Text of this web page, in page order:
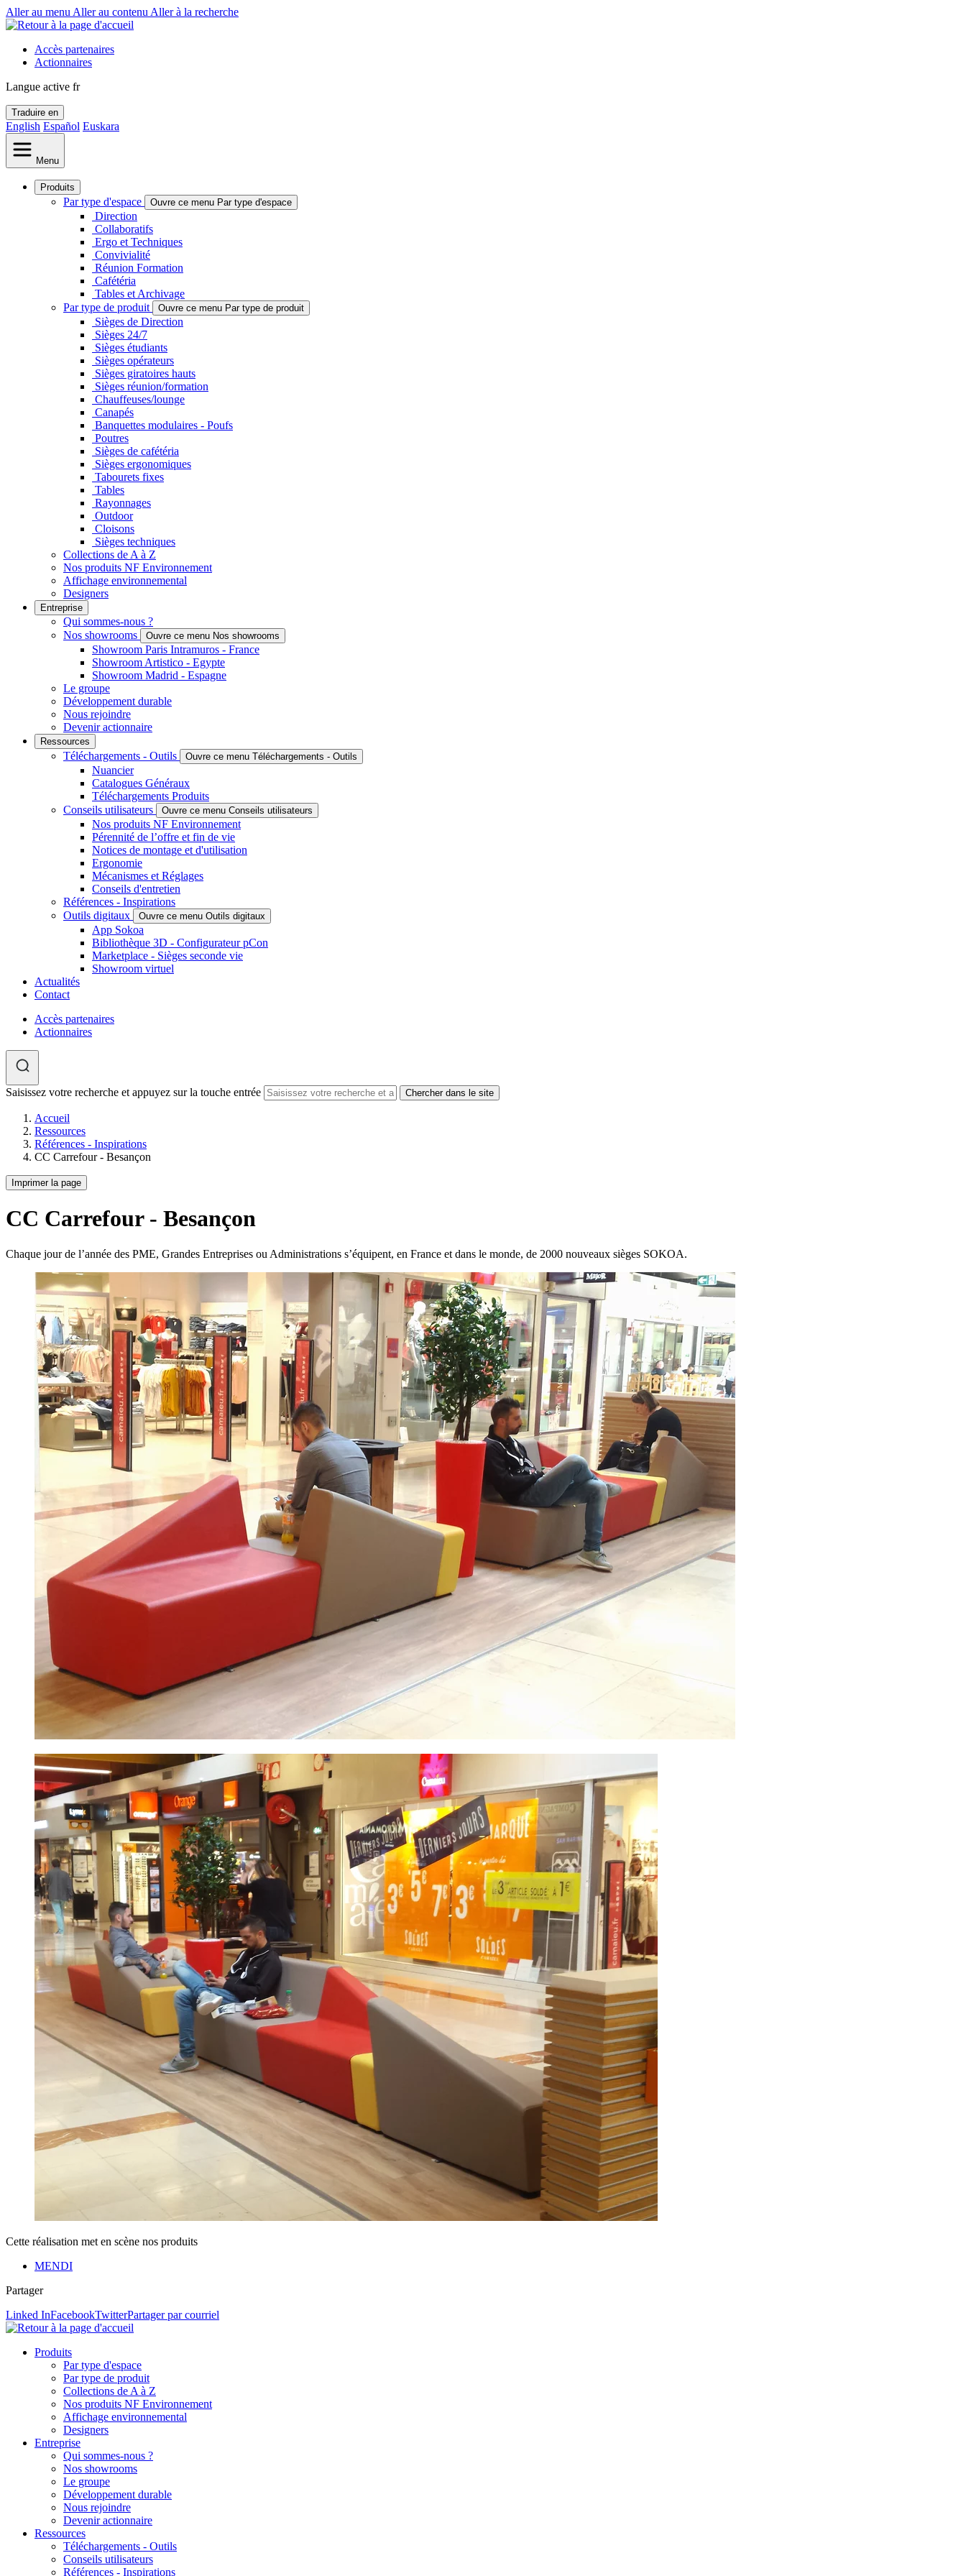
Aller au menu Aller au contenu Aller à la recherche
Accès partenaires
Actionnaires
Langue active fr
Traduire en
English Español Euskara
Menu
Produits
Par type d'espace Ouvre ce menu Par type d'espace
Direction
Collaboratifs
Ergo et Techniques
Convivialité
Réunion Formation
Cafétéria
Tables et Archivage
Par type de produit
Ouvre ce menu Par type de produit
Sièges de Direction
Sièges 24/7
Sièges étudiants
Sièges opérateurs
Sièges giratoires hauts
Sièges réunion/formation
Chauffeuses/lounge
Canapés
Banquettes modulaires - Poufs
Poutres
Sièges de cafétéria
Sièges ergonomiques
Tabourets fixes
Tables
Rayonnages
Outdoor
Cloisons
Sièges techniques
Collections de A à Z
Nos produits NF Environnement
Affichage environnemental
Designers
Entreprise
Qui sommes-nous ?
Nos showrooms
Ouvre ce menu Nos showrooms
Showroom Paris Intramuros - France
Showroom Artistico - Egypte
Showroom Madrid - Espagne
Le groupe
Développement durable
Nous rejoindre
Devenir actionnaire
Ressources
Téléchargements - Outils Ouvre ce menu Téléchargements - Outils
Nuancier
Catalogues Généraux
Téléchargements Produits
Conseils utilisateurs
Ouvre ce menu Conseils utilisateurs
Nos produits NF Environnement
Pérennité de l’offre et fin de vie
Notices de montage et d'utilisation
Ergonomie
Mécanismes et Réglages
Conseils d'entretien
Références - Inspirations
Outils digitaux
Ouvre ce menu Outils digitaux
App Sokoa
Bibliothèque 3D - Configurateur pCon
Marketplace - Sièges seconde vie
Showroom virtuel
Actualités
Contact
Accès partenaires
Actionnaires
Saisissez votre recherche et appuyez sur la touche entrée
Accueil
Ressources
Références - Inspirations
CC Carrefour - Besançon
Imprimer la page
CC Carrefour - Besançon
Chaque jour de l’année des PME, Grandes Entreprises ou Administrations s’équipent, en France et dans le monde, de 2000 nouveaux sièges SOKOA.
Cette réalisation met en scène nos produits
MENDI
Partager
Linked InFacebookTwitterPartager par courriel
Produits
Par type d'espace
Par type de produit
Collections de A à Z
Nos produits NF Environnement
Affichage environnemental
Designers
Entreprise
Qui sommes-nous ?
Nos showrooms
Le groupe
Développement durable
Nous rejoindre
Devenir actionnaire
Ressources
Téléchargements - Outils
Conseils utilisateurs
Références - Inspirations